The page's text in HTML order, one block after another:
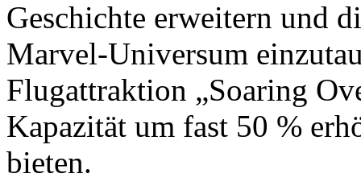
Geschichte erweitern und
Marvel-Universum
Flugattraktion „Soaring
Kapazität um fast 50 %
bieten.